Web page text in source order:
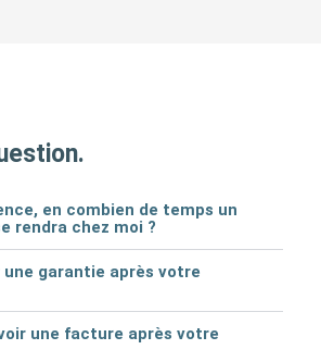
en combien de temps un
rendra chez moi ?
une garantie après votre
une facture après votre